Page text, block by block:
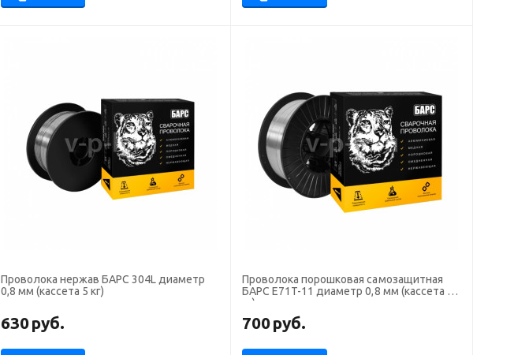
Проволока нержав БАРС 304L диаметр
0,8 мм (кассета 5 кг)
630руб.
Проволока порошковая самозащитная
БАРС E71T-11 диаметр 0,8 мм (кассета 5
кг)
700руб.